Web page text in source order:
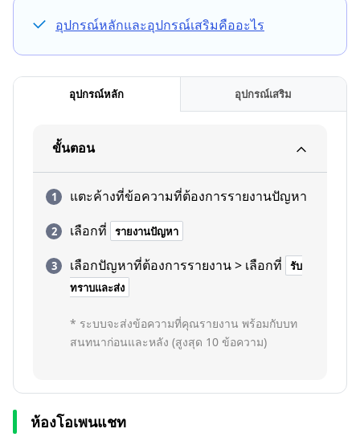
อุปกรณ์หลักและอุปกรณ์เสริมคืออะไร
อุปกรณ์หลัก อุปกรณ์เสริม
ขั้นตอน
แตะค้างที่ข้อความที่ต้องการรายงานปัญหา
เลือกที่
รายงานปัญหา
เลือกปัญหาที่ต้องการรายงาน > เลือกที่
รับ
ทราบและส่ง
* ระบบจะส่งข้อความที่คุณรายงาน พร้อมกับบท
สนทนาก่อนและหลัง (สูงสุด 10 ข้อความ)
ห้องโอเพนแชท